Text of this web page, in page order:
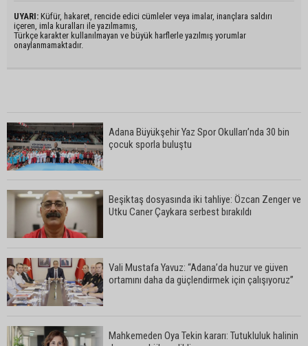
UYARI: Küfür, hakaret, rencide edici cümleler veya imalar, inançlara saldırı
içeren, imla kuralları ile yazılmamış,
Türkçe karakter kullanılmayan ve büyük harflerle yazılmış yorumlar
onaylanmamaktadır.
Adana Büyükşehir Yaz Spor Okulları’nda 30 bin
çocuk sporla buluştu
Beşiktaş dosyasında iki tahliye: Özcan Zenger ve
Utku Caner Çaykara serbest bırakıldı
Vali Mustafa Yavuz: “Adana’da huzur ve güven
ortamını daha da güçlendirmek için çalışıyoruz”
Mahkemeden Oya Tekin kararı: Tutukluluk halinin